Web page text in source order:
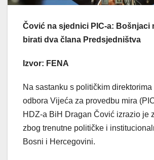
Čović na sjednici PIC-a: Bošnjaci
birati dva člana Predsjedništva
Izvor: FENA
Na sastanku s političkim
odbora Vijeća za provedbu mira
HDZ-a BiH Dragan Čović izrazio je
zbog trenutne političke i
Bosni i Hercegovini.